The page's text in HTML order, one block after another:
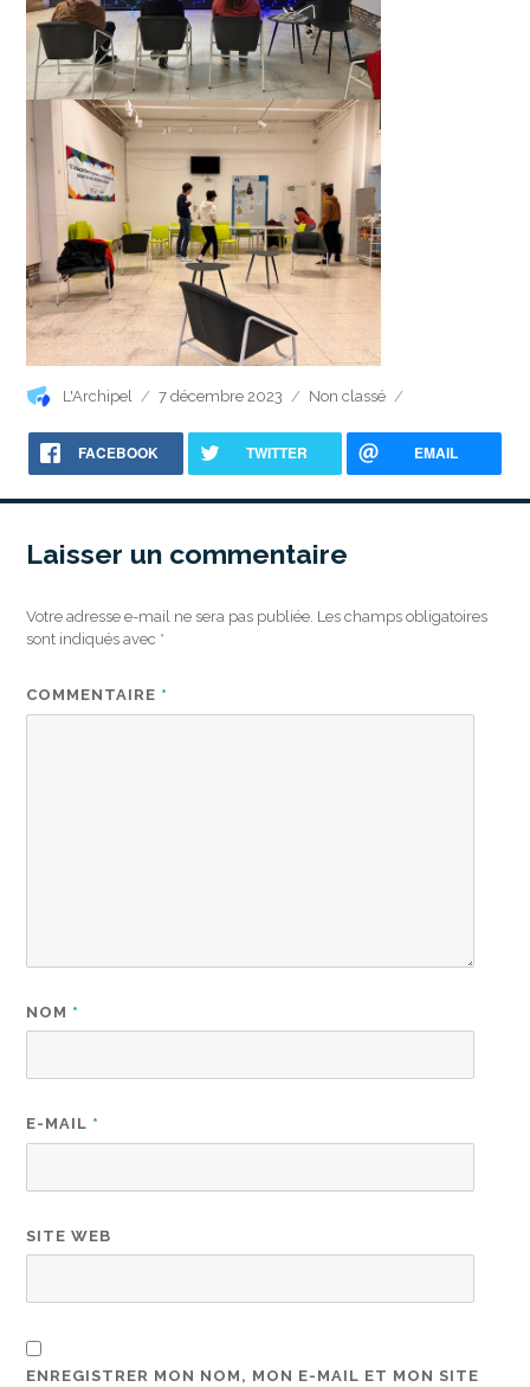
Auteur
L'Archipel
Publié
7 décembre 2023 Catégories
Non classé
FACEBOOK TWITTER EMAIL
Laisser un commentaire
Votre adresse e-mail ne sera pas publiée. Les champs obligatoires
sont indiqués avec *
COMMENTAIRE *
NOM *
E-MAIL *
SITE WEB
ENREGISTRER MON NOM, MON E-MAIL ET MON SITE